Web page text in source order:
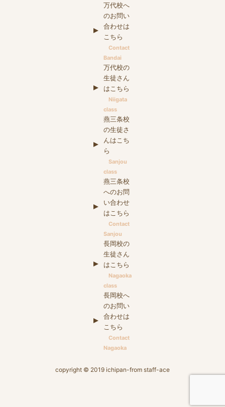
万代校へ
のお問い
合わせは
こちら
Contact
Bandai
万代校の
生徒さん
はこちら
Niigata
class
燕三条校
の生徒さ
んはこち
ら
Sanjou
class
燕三条校
へのお問
い合わせ
はこちら
Contact
Sanjou
長岡校の
生徒さん
はこちら
Nagaoka
class
長岡校へ
のお問い
合わせは
こちら
Contact
Nagaoka
copyright © 2019 ichipan-from staff-ace